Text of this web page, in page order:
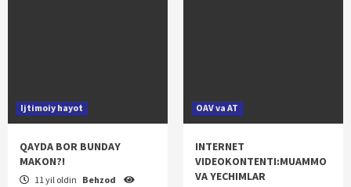
Ijtimoiy hayot
QAYDA BOR BUNDAY
MAKON?!
11 yil oldin Behzod
OAV va AT
INTERNET
VIDEOKONTENTI:MUAMMO
VA YECHIMLAR